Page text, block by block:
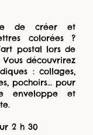
de créer et
colorées ?
postal lors de
découvrirez
: collages,
pochoirs… pour
enveloppe et
2 h 30